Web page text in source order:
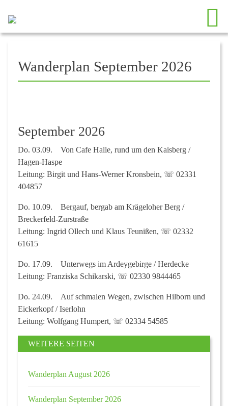
Wanderplan September 2026
September 2026
Do. 03.09.
Von Cafe Halle, rund um den Kaisberg /
Hagen-Haspe
Leitung: Birgit und Hans-Werner Kronsbein, ☏ 02331
404857
Do. 10.09.
Bergauf, bergab am Krägeloher Berg /
Breckerfeld-Zurstraße
Leitung: Ingrid Ollech und Klaus Teunißen, ☏ 02332
61615
Do. 17.09.
Unterwegs im Ardeygebirge / Herdecke
Leitung: Franziska Schikarski, ☏ 02330 9844465
Do. 24.09.
Auf schmalen Wegen, zwischen Hilborn und
Eickerkopf / Iserlohn
Leitung: Wolfgang Humpert, ☏ 02334 54585
WEITERE SEITEN
Wanderplan August 2026
Wanderplan September 2026